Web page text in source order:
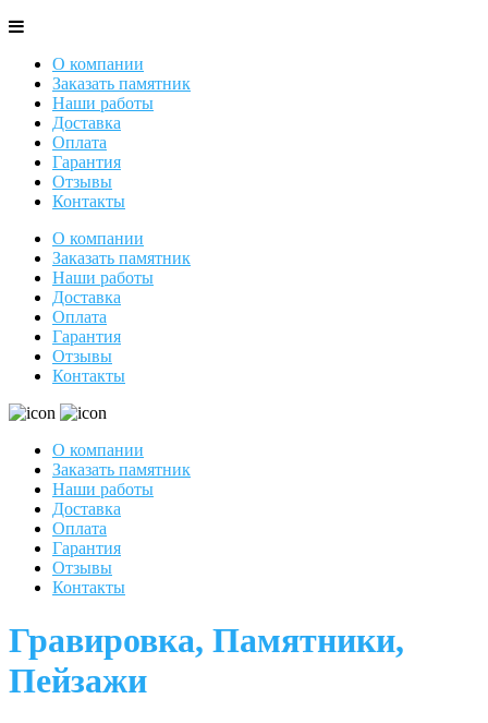
О компании
Заказать памятник
Наши работы
Доставка
Оплата
Гарантия
Отзывы
Контакты
О компании
Заказать памятник
Наши работы
Доставка
Оплата
Гарантия
Отзывы
Контакты
О компании
Заказать памятник
Наши работы
Доставка
Оплата
Гарантия
Отзывы
Контакты
Гравировка, Памятники,
Пейзажи